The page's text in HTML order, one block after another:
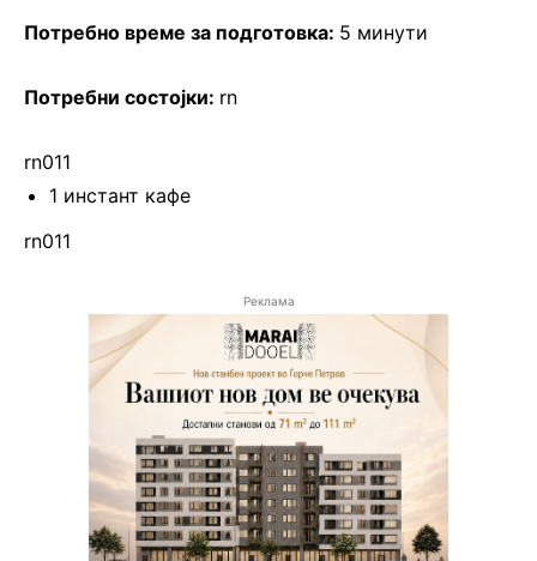
Потребно време за подготовка: 5 минути
Потребни состојки: rn
rn011
1 инстант кафе
rn011
Реклама